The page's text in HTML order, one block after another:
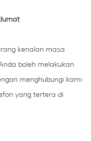
kenalan masa
boleh melakukan
menghubungi kami
yang tertera di